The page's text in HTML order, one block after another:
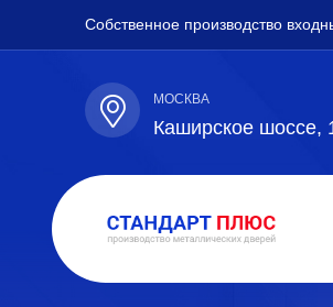
Собственное производство
МОСКВА
Каширское шоссе,